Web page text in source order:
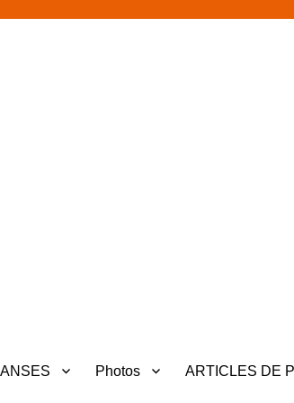
Photos ARTICLES DE